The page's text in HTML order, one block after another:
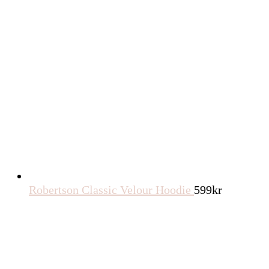
Robertson Classic Velour Hoodie 599kr